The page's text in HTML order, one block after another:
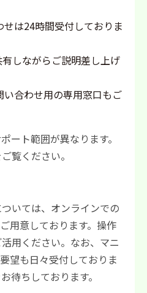
せは24時間受付しておりま
しながらご説明差し上げ
合わせ用の専用窓口もご
ート範囲が異なります。
覧ください。
いては、オンラインでの
用意しております。操作
用ください。なお、マニ
望も日々受付しておりま
待ちしております。